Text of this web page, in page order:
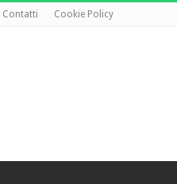
Contatti Cookie Policy